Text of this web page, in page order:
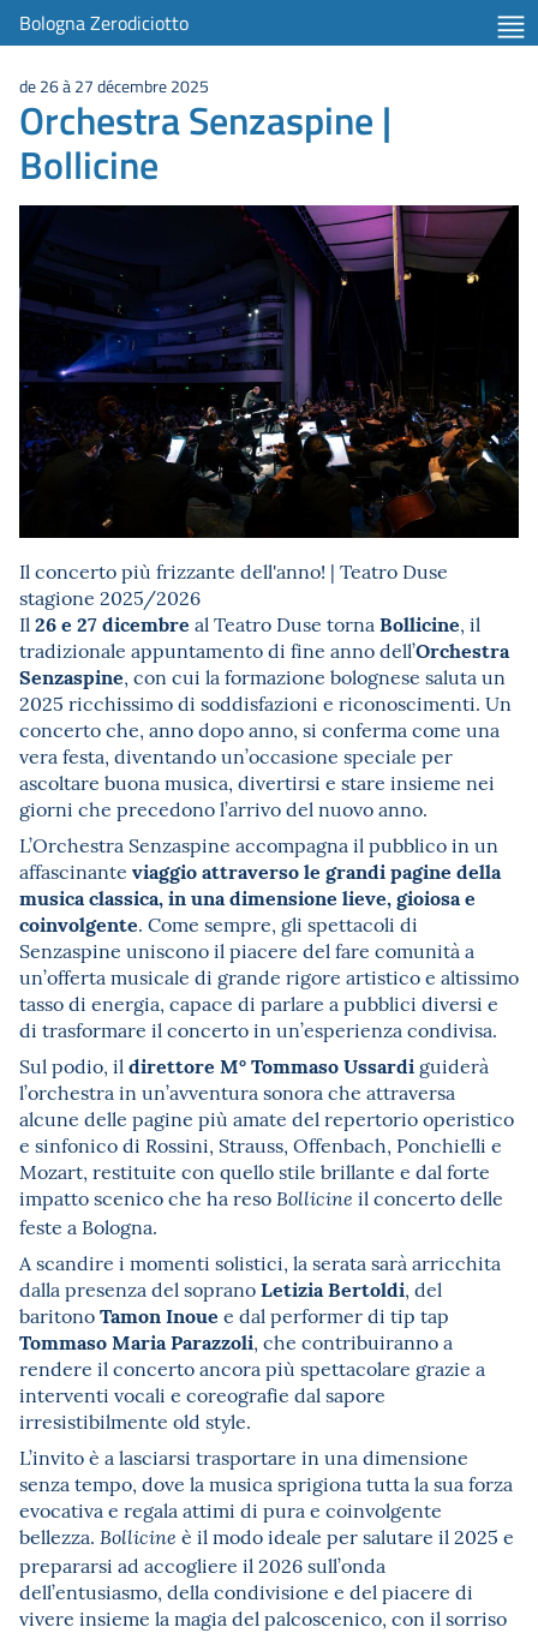
Bologna Zerodiciotto
de 26 à 27 décembre 2025
Orchestra Senzaspine |
Bollicine
Il concerto più frizzante dell'anno! | Teatro Duse
stagione 2025/2026
Il 26 e 27 dicembre al Teatro Duse torna Bollicine, il
tradizionale appuntamento di fine anno dell’Orchestra
Senzaspine, con cui la formazione bolognese saluta un
2025 ricchissimo di soddisfazioni e riconoscimenti. Un
concerto che, anno dopo anno, si conferma come una
vera festa, diventando un’occasione speciale per
ascoltare buona musica, divertirsi e stare insieme nei
giorni che precedono l’arrivo del nuovo anno.
L’Orchestra Senzaspine accompagna il pubblico in un
affascinante viaggio attraverso le grandi pagine della
musica classica, in una dimensione lieve, gioiosa e
coinvolgente. Come sempre, gli spettacoli di
Senzaspine uniscono il piacere del fare comunità a
un’offerta musicale di grande rigore artistico e altissimo
tasso di energia, capace di parlare a pubblici diversi e
di trasformare il concerto in un’esperienza condivisa.
Sul podio, il direttore M° Tommaso Ussardi guiderà
l’orchestra in un’avventura sonora che attraversa
alcune delle pagine più amate del repertorio operistico
e sinfonico di Rossini, Strauss, Offenbach, Ponchielli e
Mozart, restituite con quello stile brillante e dal forte
impatto scenico che ha resoBollicine il concerto delle
feste a Bologna.
A scandire i momenti solistici, la serata sarà arricchita
dalla presenza del sopranoLetizia Bertoldi, del
baritonoTamon Inoue e dal performer di tip tap
Tommaso Maria Parazzoli, che contribuiranno a
rendere il concerto ancora più spettacolare grazie a
interventi vocali e coreografie dal sapore
irresistibilmente old style.
L’invito è a lasciarsi trasportare in una dimensione
senza tempo, dove la musica sprigiona tutta la sua forza
evocativa e regala attimi di pura e coinvolgente
bellezza. Bollicine è il modo ideale per salutare il 2025 e
prepararsi ad accogliere il 2026 sull’onda
dell’entusiasmo, della condivisione e del piacere di
vivere insieme la magia del palcoscenico, con il sorriso